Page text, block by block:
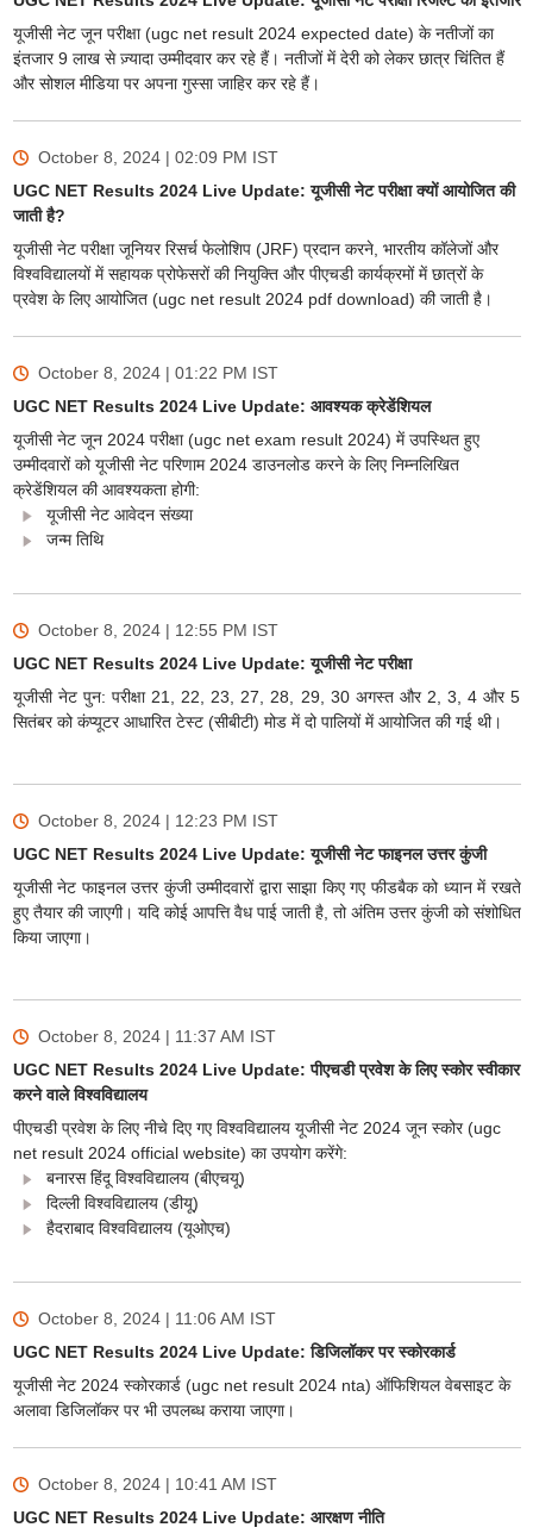
यूजीसी नेट जून परीक्षा (ugc net result 2024 expected date) के नतीजों का
इंतजार 9 लाख से ज़्यादा उम्मीदवार कर रहे हैं। नतीजों में देरी को लेकर छात्र चिंतित हैं
और सोशल मीडिया पर अपना गुस्सा जाहिर कर रहे हैं।
October 8, 2024 | 02:09 PM IST
UGC NET Results 2024 Live Update: यूजीसी नेट परीक्षा क्यों आयोजित की
जाती है?
यूजीसी नेट परीक्षा जूनियर रिसर्च फेलोशिप (JRF) प्रदान करने, भारतीय कॉलेजों और
विश्वविद्यालयों में सहायक प्रोफेसरों की नियुक्ति और पीएचडी कार्यक्रमों में छात्रों के
प्रवेश के लिए आयोजित (ugc net result 2024 pdf download) की जाती है।
October 8, 2024 | 01:22 PM IST
UGC NET Results 2024 Live Update: आवश्यक क्रेडेंशियल
यूजीसी नेट जून 2024 परीक्षा (ugc net exam result 2024) में उपस्थित हुए
उम्मीदवारों को यूजीसी नेट परिणाम 2024 डाउनलोड करने के लिए निम्नलिखित
क्रेडेंशियल की आवश्यकता होगी:
यूजीसी नेट आवेदन संख्या
जन्म तिथि
October 8, 2024 | 12:55 PM IST
UGC NET Results 2024 Live Update: यूजीसी नेट परीक्षा
यूजीसी नेट पुन: परीक्षा 21, 22, 23, 27, 28, 29, 30 अगस्त और 2, 3, 4 और 5
सितंबर को कंप्यूटर आधारित टेस्ट (सीबीटी) मोड में दो पालियों में आयोजित की गई थी।
October 8, 2024 | 12:23 PM IST
UGC NET Results 2024 Live Update: यूजीसी नेट फाइनल उत्तर कुंजी
यूजीसी नेट फाइनल उत्तर कुंजी उम्मीदवारों द्वारा साझा किए गए फीडबैक को ध्यान में रखते
हुए तैयार की जाएगी। यदि कोई आपत्ति वैध पाई जाती है, तो अंतिम उत्तर कुंजी को संशोधित
किया जाएगा।
October 8, 2024 | 11:37 AM IST
UGC NET Results 2024 Live Update: पीएचडी प्रवेश के लिए स्कोर स्वीकार
करने वाले विश्वविद्यालय
पीएचडी प्रवेश के लिए नीचे दिए गए विश्वविद्यालय यूजीसी नेट 2024 जून स्कोर (ugc
net result 2024 official website) का उपयोग करेंगे:
बनारस हिंदू विश्वविद्यालय (बीएचयू)
दिल्ली विश्वविद्यालय (डीयू)
हैदराबाद विश्वविद्यालय (यूओएच)
October 8, 2024 | 11:06 AM IST
UGC NET Results 2024 Live Update: डिजिलॉकर पर स्कोरकार्ड
यूजीसी नेट 2024 स्कोरकार्ड (ugc net result 2024 nta) ऑफिशियल वेबसाइट के
अलावा डिजिलॉकर पर भी उपलब्ध कराया जाएगा।
October 8, 2024 | 10:41 AM IST
UGC NET Results 2024 Live Update: आरक्षण नीति